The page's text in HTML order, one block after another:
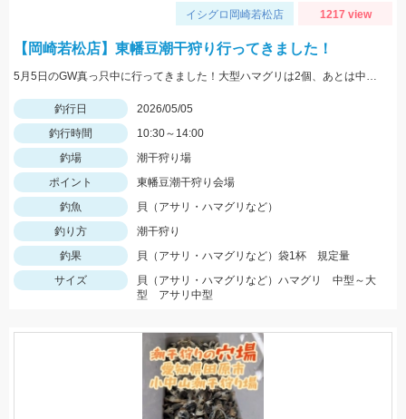
イシグロ岡崎若松店 1217 view
【岡崎若松店】東幡豆潮干狩り行ってきました！
5月5日のGW真っ只中に行ってきました！大型ハマグリは2個、あとは中型とアサリが獲れました。早い段階でリミット達成できたので、サイズアップの入れ替えをするくらいとれたので、まだまだ潮干狩り楽しめますね！
釣行日
2026/05/05
釣行時間
10:30～14:00
釣場
潮干狩り場
ポイント
東幡豆潮干狩り会場
釣魚
貝（アサリ・ハマグリなど）
釣り方
潮干狩り
釣果
貝（アサリ・ハマグリなど）袋1杯 規定量
サイズ
貝（アサリ・ハマグリなど）ハマグリ 中型～大
型 アサリ中型